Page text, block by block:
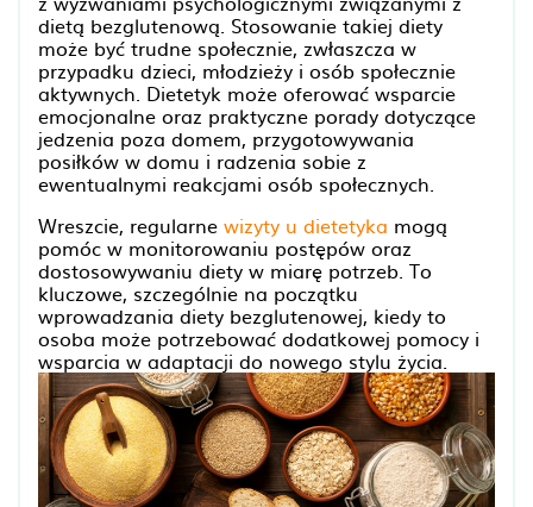
dietą bezglutenową. Stosowanie takiej diety
może być trudne społecznie, zwłaszcza w
przypadku dzieci, młodzieży i osób społecznie
aktywnych. Dietetyk może oferować wsparcie
emocjonalne oraz praktyczne porady dotyczące
jedzenia poza domem, przygotowywania
posiłków w domu i radzenia sobie z
ewentualnymi reakcjami osób społecznych.
Wreszcie, regularne wizyty u dietetyka mogą
pomóc w monitorowaniu postępów oraz
dostosowywaniu diety w miarę potrzeb. To
kluczowe, szczególnie na początku
wprowadzania diety bezglutenowej, kiedy to
osoba może potrzebować dodatkowej pomocy i
wsparcia w adaptacji do nowego stylu życia.